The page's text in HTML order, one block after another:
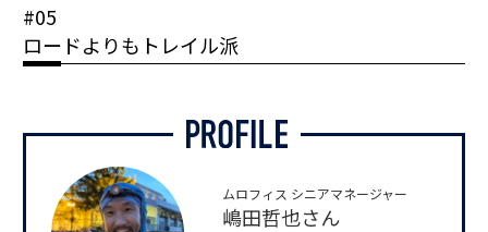
#05
ロードよりもトレイル派
ムロフィス シニアマネージャー
嶋田哲也さん